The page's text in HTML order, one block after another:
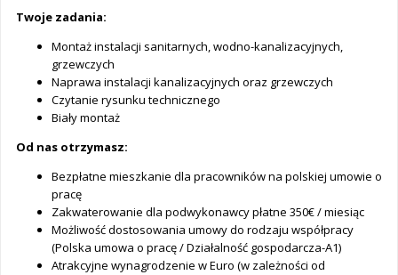
Twoje zadania:
Montaż instalacji sanitarnych, wodno-kanalizacyjnych,
grzewczych
Naprawa instalacji kanalizacyjnych oraz grzewczych
Czytanie rysunku technicznego
Biały montaż
Od nas otrzymasz:
Bezpłatne mieszkanie dla pracowników na polskiej umowie o
pracę
Zakwaterowanie dla podwykonawcy płatne 350€ / miesiąc
Możliwość dostosowania umowy do rodzaju współpracy
(Polska umowa o pracę / Działalność gospodarcza-A1)
Atrakcyjne wynagrodzenie w Euro (w zależności od